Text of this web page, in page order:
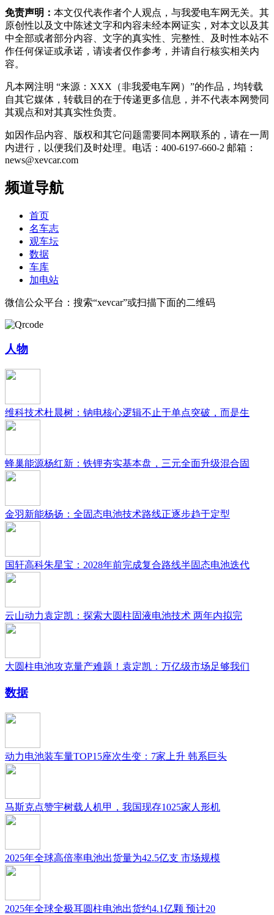
免责声明： 本文仅代表作者个人观点，与我爱电车网无关。其
原创性以及文中陈述文字和内容未经本网证实，对本文以及其
中全部或者部分内容、文字的真实性、完整性、及时性本站不
作任何保证或承诺，请读者仅作参考，并请自行核实相关内
容。
凡本网注明 “来源：XXX（非我爱电车网）”的作品，均转载
自其它媒体，转载目的在于传递更多信息，并不代表本网赞同
其观点和对其真实性负责。
如因作品内容、版权和其它问题需要同本网联系的，请在一周
内进行，以便我们及时处理。电话：400-6197-660-2 邮箱：
news@xevcar.com
频道导航
首页
名车志
观车坛
数据
车库
加电站
微信公众平台：搜索“xevcar”或扫描下面的二维码
人物
维科技术杜晨树：钠电核心逻辑不止于单点突破，而是生
蜂巢能源杨红新：铁锂夯实基本盘，三元全面升级混合固
金羽新能杨扬：全固态电池技术路线正逐步趋于定型
国轩高科朱星宝：2028年前完成复合路线半固态电池迭代
云山动力袁定凯：探索大圆柱固液电池技术 两年内拟完
大圆柱电池攻克量产难题！袁定凯：万亿级市场足够我们
数据
动力电池装车量TOP15座次生变：7家上升 韩系巨头
马斯克点赞宇树载人机甲，我国现存1025家人形机
2025年全球高倍率电池出货量为42.5亿支 市场规模
2025年全球全极耳圆柱电池出货约4.1亿颗 预计20